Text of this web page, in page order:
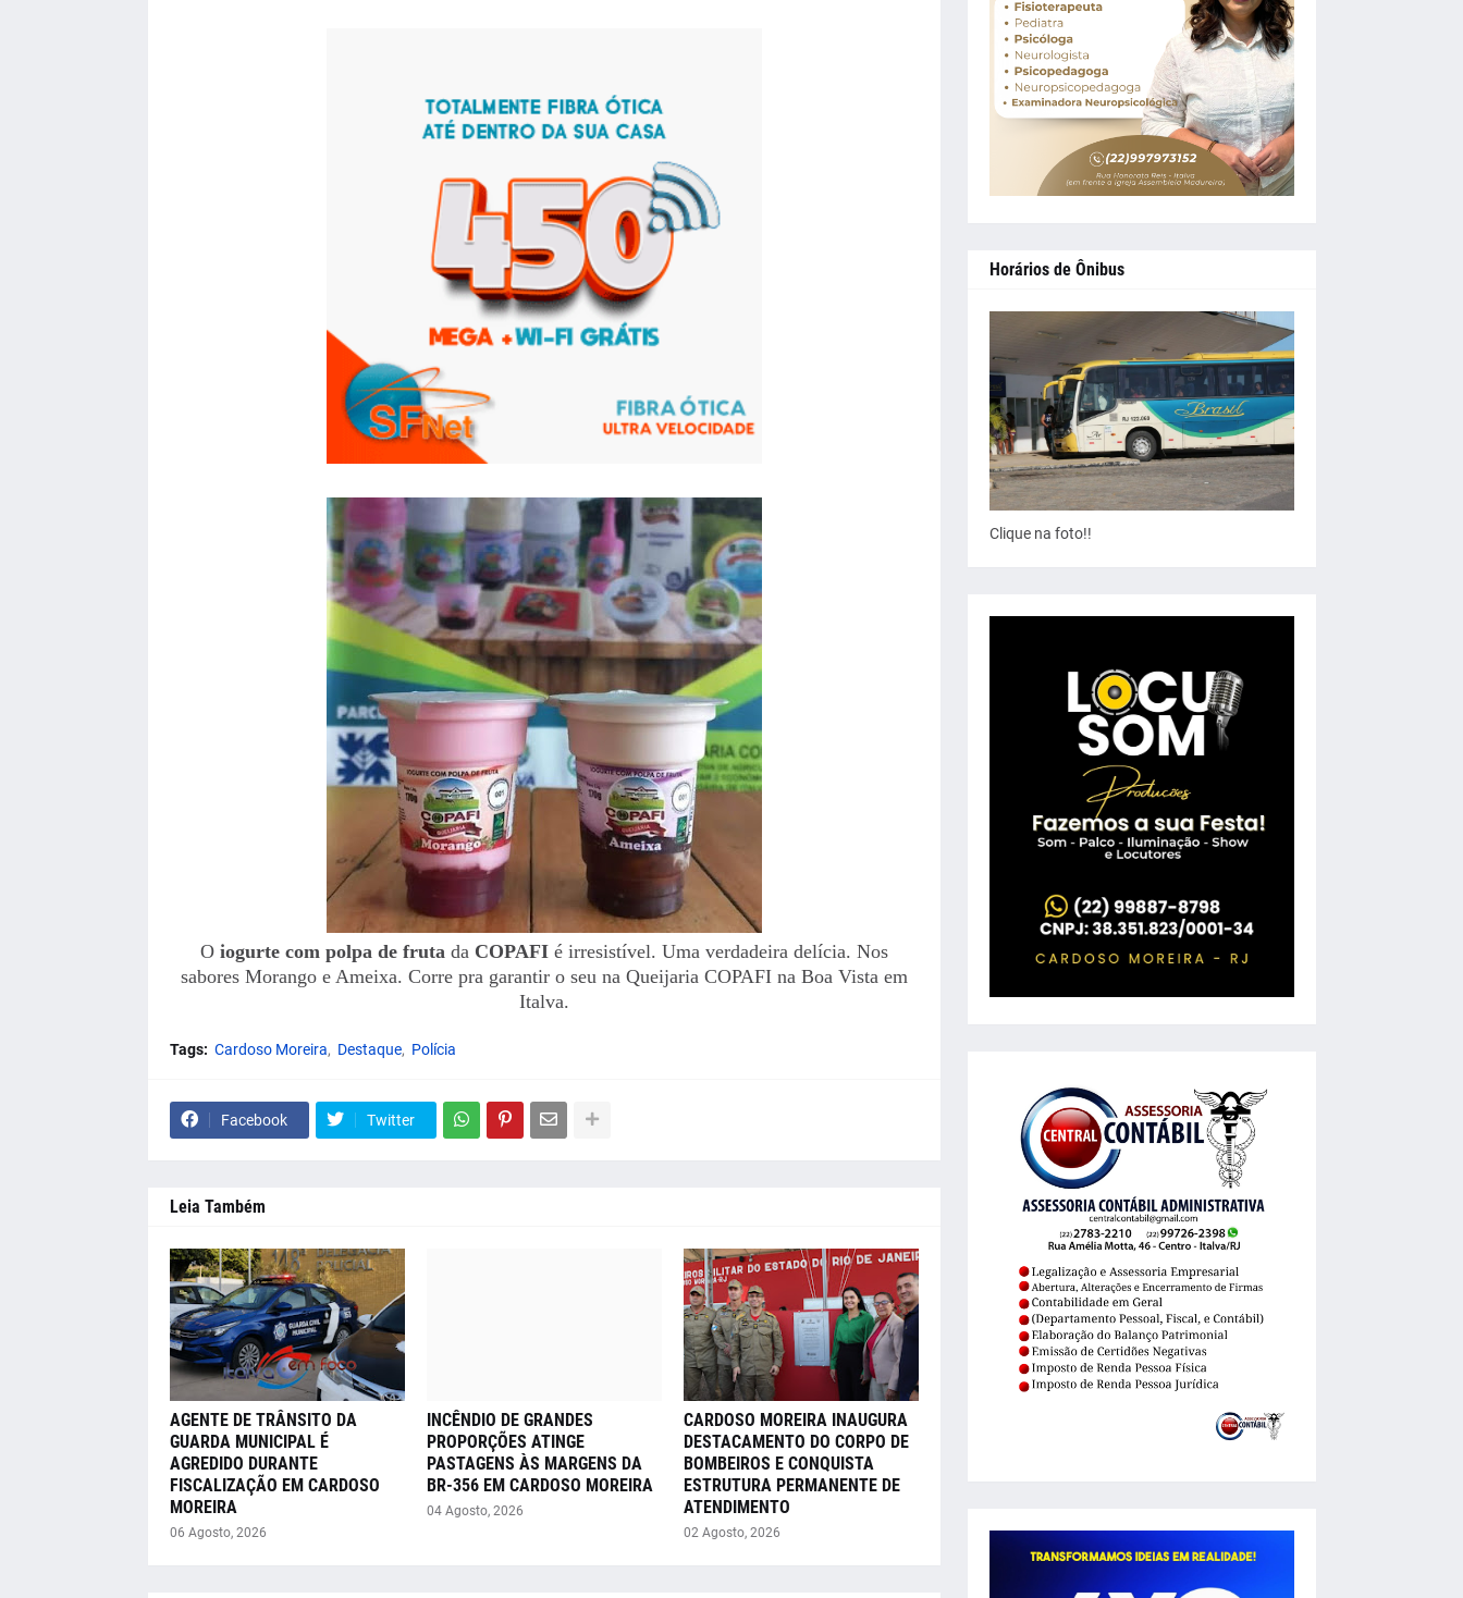
O iogurte com polpa de fruta da COPAFIé irresistível. Uma verdadeira delícia. Nos
sabores Morango e Ameixa. Corre pra garantir o seu na Queijaria COPAFI na Boa Vista em
Italva.
Tags: Cardoso Moreira Destaque Polícia
Facebook Twitter
Leia Também
AGENTE DE TRÂNSITO DA
GUARDA MUNICIPAL É
AGREDIDO DURANTE
FISCALIZAÇÃO EM CARDOSO
MOREIRA
06 Agosto, 2026
INCÊNDIO DE GRANDES
PROPORÇÕES ATINGE
PASTAGENS ÀS MARGENS DA
BR-356 EM CARDOSO MOREIRA
04 Agosto, 2026
CARDOSO MOREIRA INAUGURA
DESTACAMENTO DO CORPO DE
BOMBEIROS E CONQUISTA
ESTRUTURA PERMANENTE DE
ATENDIMENTO
02 Agosto, 2026
Horários de Ônibus
Clique na foto!!